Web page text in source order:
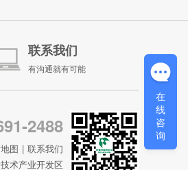
联系我们
有沟通就有可能
2488
图 | 联系我们
术产业开发区
在
线
咨
询